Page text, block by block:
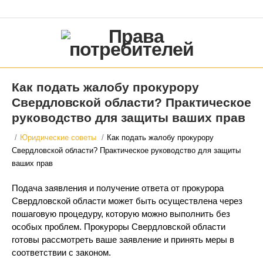
Как подать жалобу прокурору
Свердловской области? Практическое
руководство для защиты ваших прав
/ Юридические советы / Как подать жалобу прокурору
Свердловской области? Практическое руководство для защиты
ваших прав
Подача заявления и получение ответа от прокурора
Свердловской области может быть осуществлена через
пошаговую процедуру, которую можно выполнить без
особых проблем. Прокуроры Свердловской области
готовы рассмотреть ваше заявление и принять меры в
соответствии с законом.